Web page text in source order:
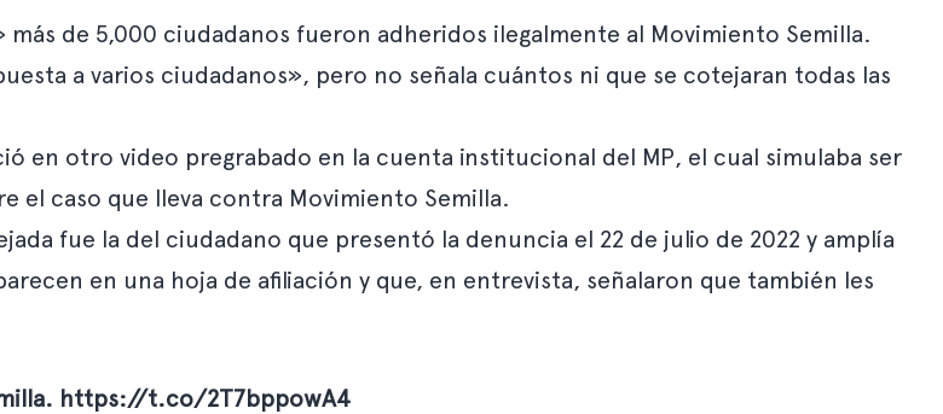
de 5,000 ciudadanos fueron adheridos ilegalmente al Movimiento Semilla.
a varios ciudadanos», pero no señala cuántos ni que se cotejaran todas las
en otro video pregrabado en la cuenta institucional del MP, el cual simulaba ser
el caso que lleva contra Movimiento Semilla.
fue la del ciudadano que presentó la denuncia el 22 de julio de 2022 y amplía
en una hoja de afiliación y que, en entrevista, señalaron que también les
https://t.co/2T7bppowA4